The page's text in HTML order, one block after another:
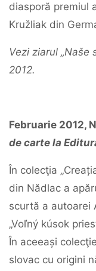
diasporă premiul
Kružliak din
Vezi ziarul „Naše
2012.
Februarie 2012,
de carte la
În colecţia
din Nădlac a
scurtă a autoarei
„Voľný kúsok
În aceeași
slovac cu origini